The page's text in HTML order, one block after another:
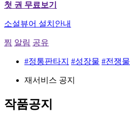
첫 권 무료보기
소설뷰어 설치안내
찜 알림 공유
#정통판타지 #성장물 #전쟁물
재서비스 공지
작품공지